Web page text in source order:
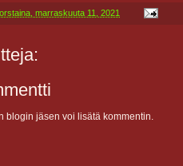
marraskuuta 11, 2021
blogin jäsen voi lisätä kommentin.